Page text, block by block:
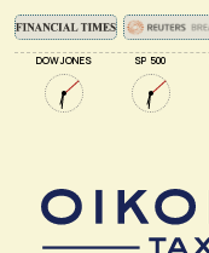
DOW JONES SP 500